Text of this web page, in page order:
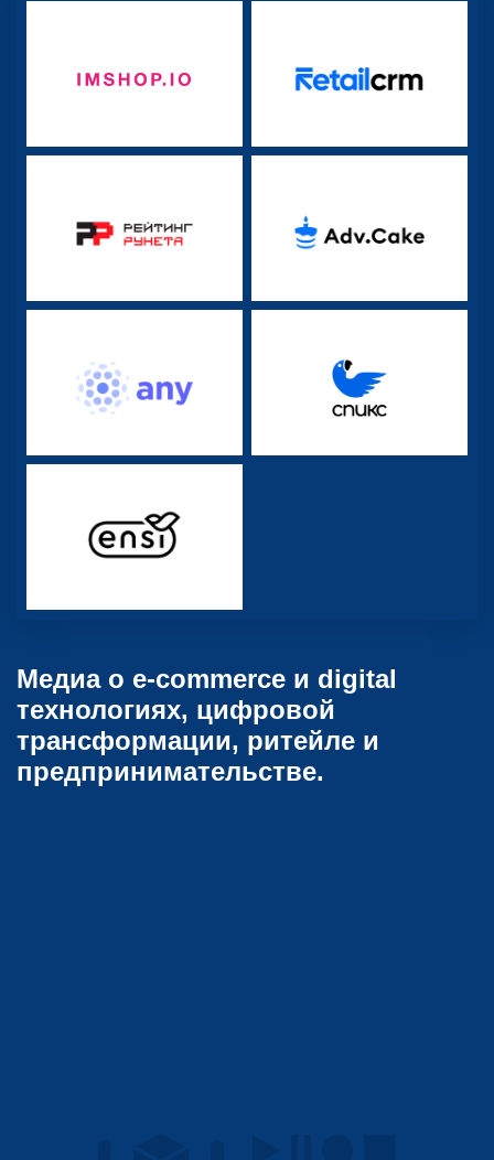
Медиа о e-commerce и digital
технологиях, цифровой
трансформации, ритейле и
предпринимательстве.